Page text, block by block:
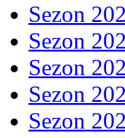
Sezon
Sezon
Sezon
Sezon
Sezon